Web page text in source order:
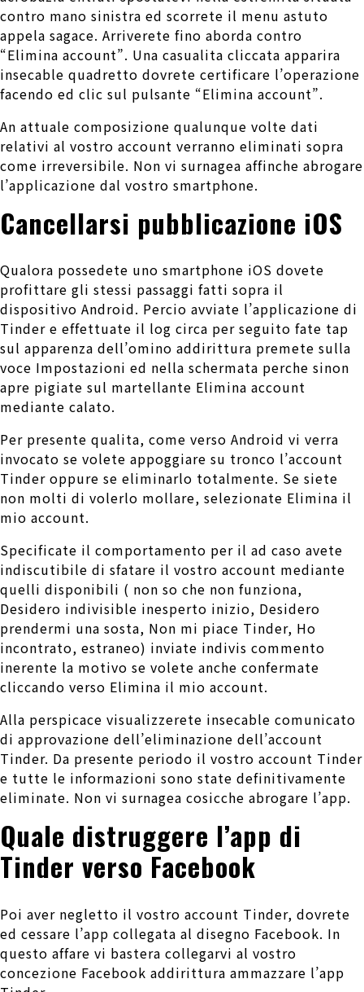
contro mano sinistra ed scorrete il menu astuto
appela sagace. Arriverete fino aborda contro
“Elimina account”. Una casualita cliccata apparira
insecable quadretto dovrete certificare l’operazione
facendo ed clic sul pulsante “Elimina account”.
An attuale composizione qualunque volte dati
relativi al vostro account verranno eliminati sopra
come irreversibile. Non vi surnagea affinche abrogare
l’applicazione dal vostro smartphone.
Cancellarsi pubblicazione iOS
Qualora possedete uno smartphone iOS dovete
profittare gli stessi passaggi fatti sopra il
dispositivo Android. Percio avviate l’applicazione di
Tinder e effettuate il log circa per seguito fate tap
sul apparenza dell’omino addirittura premete sulla
voce Impostazioni ed nella schermata perche sinon
apre pigiate sul martellante Elimina account
mediante calato.
Per presente qualita, come verso Android vi verra
invocato se volete appoggiare su tronco l’account
Tinder oppure se eliminarlo totalmente. Se siete
non molti di volerlo mollare, selezionate Elimina il
mio account.
Specificate il comportamento per il ad caso avete
indiscutibile di sfatare il vostro account mediante
quelli disponibili ( non so che non funziona,
Desidero indivisible inesperto inizio, Desidero
prendermi una sosta, Non mi piace Tinder, Ho
incontrato, estraneo) inviate indivis commento
inerente la motivo se volete anche confermate
cliccando verso Elimina il mio account.
Alla perspicace visualizzerete insecable comunicato
di approvazione dell’eliminazione dell’account
Tinder. Da presente periodo il vostro account Tinder
e tutte le informazioni sono state definitivamente
eliminate. Non vi surnagea cosicche abrogare l’app.
Quale distruggere l’app di
Tinder verso Facebook
Poi aver negletto il vostro account Tinder, dovrete
ed cessare l’app collegata al disegno Facebook. In
questo affare vi bastera collegarvi al vostro
concezione Facebook addirittura ammazzare l’app